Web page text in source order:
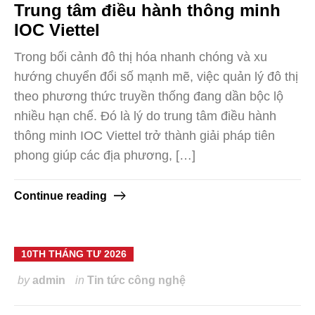
Trung tâm điều hành thông minh
IOC Viettel
Trong bối cảnh đô thị hóa nhanh chóng và xu
hướng chuyển đổi số mạnh mẽ, việc quản lý đô thị
theo phương thức truyền thống đang dần bộc lộ
nhiều hạn chế. Đó là lý do trung tâm điều hành
thông minh IOC Viettel trở thành giải pháp tiên
phong giúp các địa phương, […]
Continue reading
10TH THÁNG TƯ 2026
byadmin in Tin tức công nghệ